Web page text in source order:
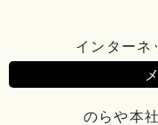
インターネ
のらや本